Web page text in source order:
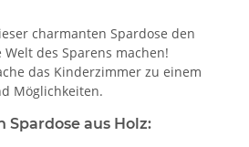
charmanten Spardose den
des Sparens machen!
das Kinderzimmer zu einem
Möglichkeiten.
Spardose aus Holz: